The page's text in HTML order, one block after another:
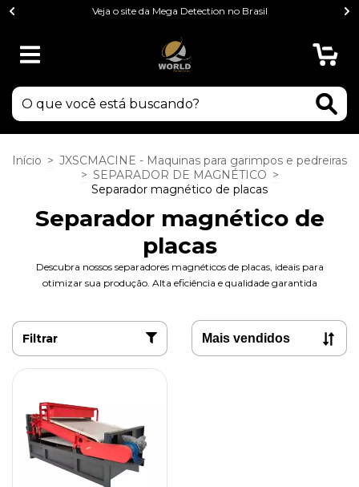
Veja o site da Mega Detection no Brasil
Início > JXSCMACINE - Maquinas para garimpos e pedreiras
> SEPARADOR DE MAGNÉTICO >
Separador magnético de placas
Separador magnético de
placas
Descubra nossos separadores magnéticos de placas, ideais para
otimizar sua produção. Alta eficiência e qualidade garantida
Filtrar